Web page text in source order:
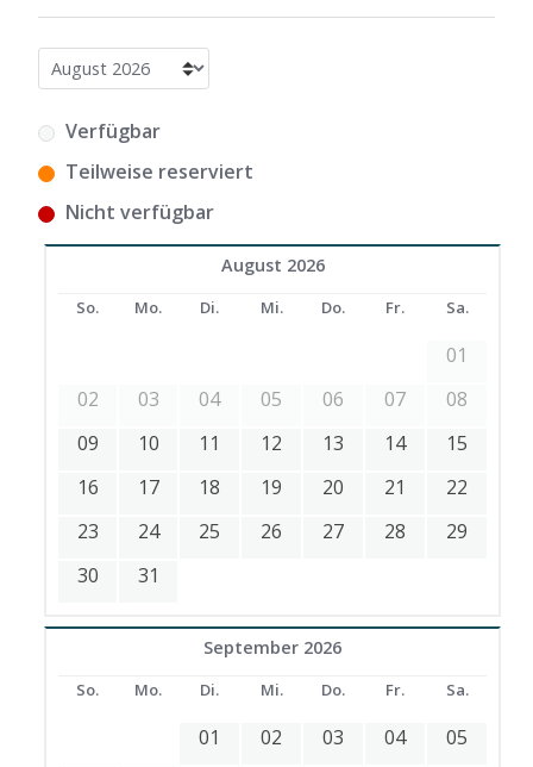
Verfügbar
Teilweise reserviert
Nicht verfügbar
August 2026
So. Mo. Di. Mi. Do. Fr. Sa.
01
02
03 04 05 06 07
08
09
10 11 12 13 14
15
16
17 18 19 20 21
22
23
24 25 26 27 28
29
30
31
September 2026
So. Mo. Di. Mi. Do. Fr. Sa.
01 02 03 04
05